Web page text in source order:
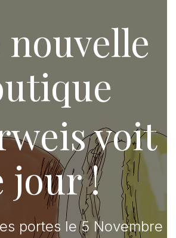
nouvelle
voit
jour !
portes le 5 Novembre